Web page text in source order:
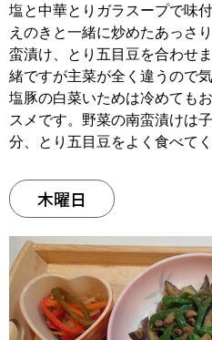
塩と中華とりガラスープで味
えのきと一緒に炒めたあっさ
蛮漬け、とり五目豆を合わせ
緒ですが主菜が全く違うので
塩豚の白菜いためは冷めても
スメです。野菜の南蛮漬けは
分、とり五目豆をよく食べてく
木曜日